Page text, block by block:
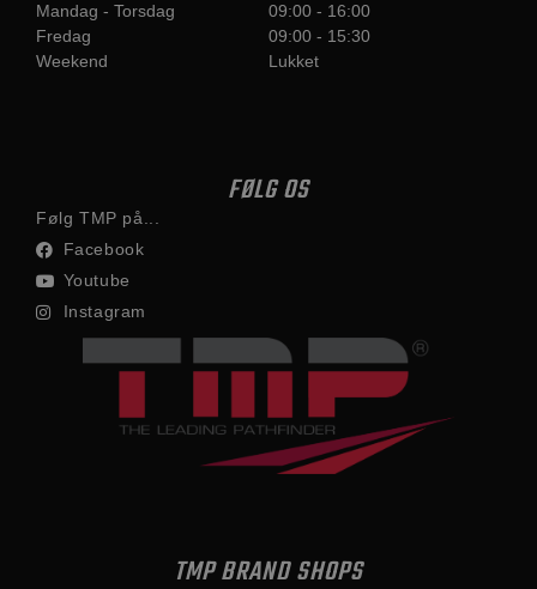
Mandag - Torsdag
09:00 - 16:00
Fredag
09:00 - 15:30
Weekend
Lukket
FØLG OS
Følg TMP på...
Facebook
Youtube
Instagram
TMP BRAND SHOPS